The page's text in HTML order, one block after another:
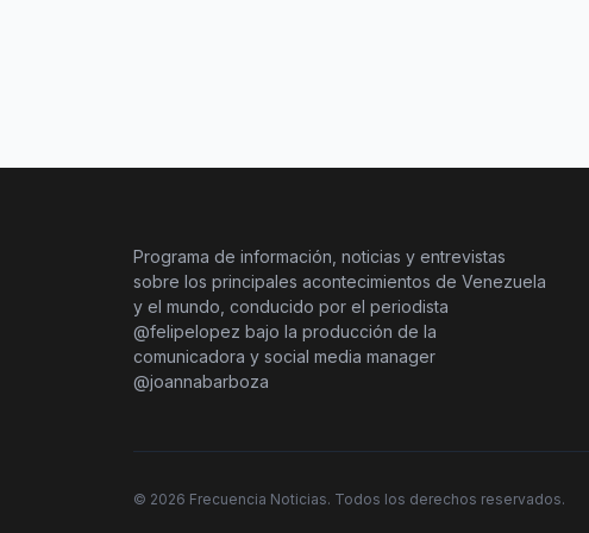
Programa de información, noticias y entrevistas
sobre los principales acontecimientos de Venezuela
y el mundo, conducido por el periodista
@felipelopez bajo la producción de la
comunicadora y social media manager
@joannabarboza
© 2026 Frecuencia Noticias. Todos los derechos reservados.